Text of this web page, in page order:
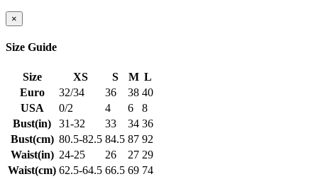
×
Size Guide
Size XS S M L
Euro
32/34 36 38 40
USA
0/2 4 6
8
Bust(in)
31-32 33 34 36
Bust(cm) 80.5-82.5 84.5 87 92
Waist(in) 24-25 26 27 29
Waist(cm) 62.5-64.5 66.5 69 74